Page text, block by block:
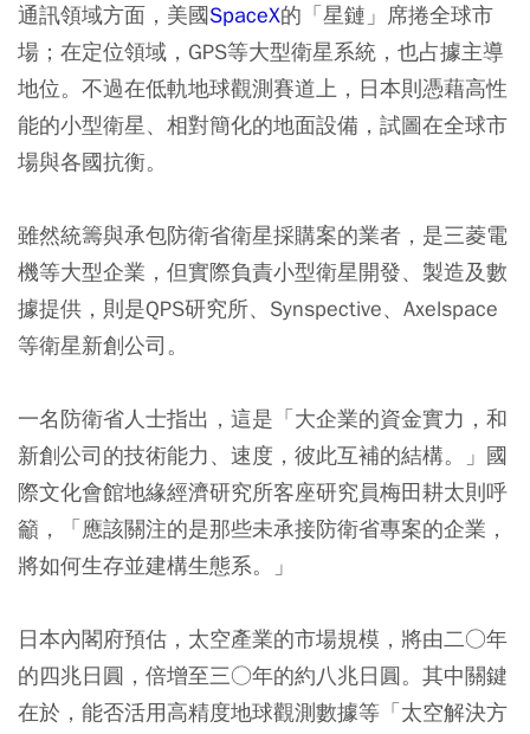
通訊領域方面，美國SpaceX的「星鏈」席捲全球市
場；在定位領域，GPS等大型衛星系統，也占據主導
地位。不過在低軌地球觀測賽道上，日本則憑藉高性
能的小型衛星、相對簡化的地面設備，試圖在全球市
場與各國抗衡。
雖然統籌與承包防衛省衛星採購案的業者，是三菱電
機等大型企業，但實際負責小型衛星開發、製造及數
據提供，則是QPS研究所、Synspective、Axelspace
等衛星新創公司。
一名防衛省人士指出，這是「大企業的資金實力，和
新創公司的技術能力、速度，彼此互補的結構。」國
際文化會館地緣經濟研究所客座研究員梅田耕太則呼
籲，「應該關注的是那些未承接防衛省專案的企業，
將如何生存並建構生態系。」
日本內閣府預估，太空產業的市場規模，將由二○年
的四兆日圓，倍增至三○年的約八兆日圓。其中關鍵
在於，能否活用高精度地球觀測數據等「太空解決方